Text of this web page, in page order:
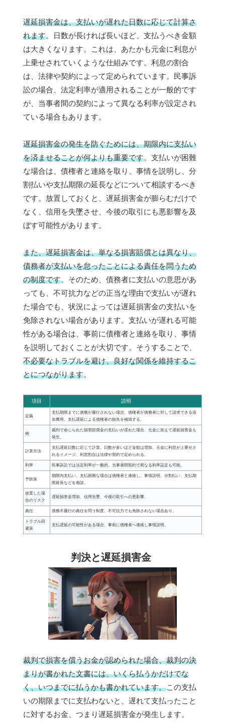
遅延損害金は、支払いが遅れた日数に応じて計算さ
れます。日数が長ければ長いほど、支払うべき金額
は大きくなります。これは、あたかも元金に利息が
上乗せされていくような仕組みです。利息の割合
は、法律や契約によって定められています。民事訴
訟の場合、法定利率が適用されることが一般的です
が、当事者間の契約によって異なる利率が設定され
ている場合もあります。
遅延損害金の発生を防ぐためには、期限内に支払い
を済ませることが何よりも重要です。支払いが困難
な場合は、債権者と連絡を取り、事情を説明し、分
割払いや支払期限の延長などについて相談するべき
です。放置しておくと、遅延損害金が膨らむだけで
なく、信用を失墜させ、今後の取引にも悪影響を及
ぼす可能性があります。
また、遅延損害金は、単なる損害賠償とは異なり、
債務者が支払いを怠ったことによる責任を問うため
の制度です。そのため、債務者に支払いの意思があ
っても、不可抗力などの正当な理由で支払いが遅れ
た場合でも、状況によっては遅延損害金の支払いを
免除されない場合があります。支払いが遅れる可能
性がある場合は、事前に債権者と連絡を取り、事情
を説明しておくことが大切です。そうすることで、
不必要なトラブルを避け、良好な関係を維持するこ
とにつながります。
項目 説明
定義
支払期限までに債務が履行されない場合、債権者が債務者に対して請求できる追
加費用。支払遅延による債権者の損失を補填する。
例
裁判で命じられた損害賠償金の支払いが遅れた場合、元金に加えて遅延損害金も
発生。
計算方法
支払遅延日数に応じて計算。日数が多いほど金額は増加。元金に利息が上乗せさ
れるイメージ。利息割合は法律や契約で定められる。
利率 民事訴訟では法定利率が一般的。当事者間契約で異なる利率設定も可能。
予防策
期限内支払い。支払困難な場合は債権者と連絡し、事情説明、分割払い、支払期
限延長などを相談。
放置した場
合のリスク
遅延損害金増加、信用失墜、今後の取引への悪影響。
責任 債務不履行の責任を問う制度。不可抗力でも免除されない場合あり。
トラブル回
避策
支払遅延の可能性がある場合、事前に債権者へ連絡し事情説明。
判決と遅延損害金
裁判で損害を償うお金が認められた場合、裁判の決
まりが書かれた文書には、いくら払うかだけでな
く、いつまでに払うかも書かれています。この支払
いの期限までに支払わないと、遅れて支払ったこと
に対するお金、つまり遅延損害金が発生します。